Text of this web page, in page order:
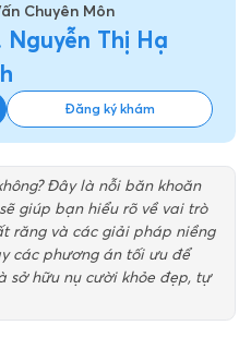
Chuyên Môn
Nguyễn Thị Hạ
Đăng ký khám
Đây là nỗi băn khoăn
giúp bạn hiểu rõ về vai trò
răng và các giải pháp niềng
các phương án tối ưu để
sở hữu nụ cười khỏe đẹp, tự